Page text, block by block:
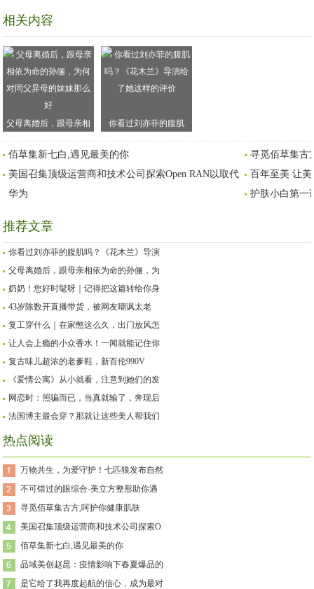
相关内容
父母离婚后，跟母亲相
依为命的孙俪，为何对
同父异母的妹妹那么好
你看过刘亦菲的腹肌
吗？《花木兰》导演给
了她这样的评价
佰草集新七白,遇见最美的你
寻觅佰草集古
美国召集顶级运营商和技术公司探索Open RAN以取代
华为
百年至美 让
护肤小白第一
推荐文章
你看过刘亦菲的腹肌吗？《花木兰》导演
父母离婚后，跟母亲相依为命的孙俪，为
奶奶！您好时髦呀｜记得把这篇转给你身
43岁陈数开直播带货，被网友嘲讽太老
复工穿什么｜在家憋这么久，出门放风怎
让人会上瘾的小众香水！一闻就能记住你
复古味儿超浓的老爹鞋，新百伦990V
《爱情公寓》从小就看，注意到她们的发
网恋时：照骗而已，当真就输了，奔现后
法国博主最会穿？那就让这些美人帮我们
热点阅读
万物共生，为爱守护！七匹狼发布自然
不可错过的眼综合-美立方整形助你遇
寻觅佰草集古方,呵护你健康肌肤
美国召集顶级运营商和技术公司探索O
佰草集新七白,遇见最美的你
品域美创赵昆：疫情影响下春夏爆品的
是它给了我再度起航的信心，成为最对